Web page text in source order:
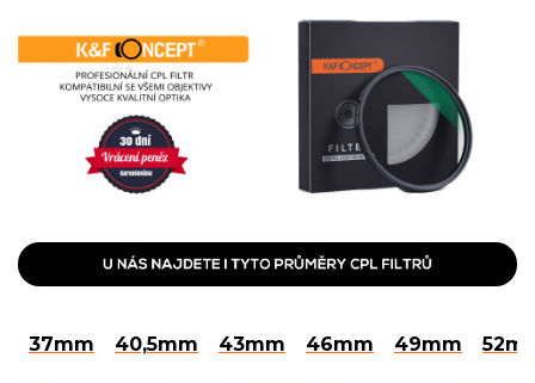
37mm 40,5mm 43mm 46mm 49mm